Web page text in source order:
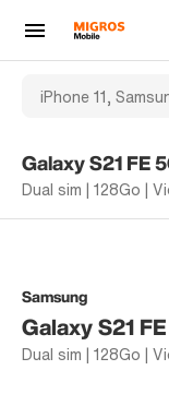
Galaxy S21 FE
Dual sim | 128Go |
Samsung
Galaxy S21
Dual sim | 128Go |